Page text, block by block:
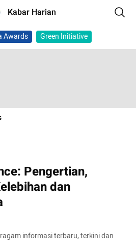
Kabar Harian
Awards Green Initiative
Pengertian,
dan
informasi terbaru, terkini dan